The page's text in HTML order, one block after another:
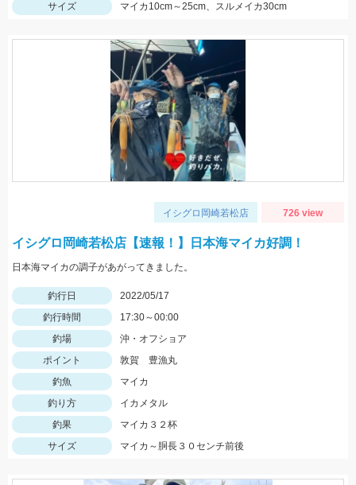
サイズ
マイカ10cm～25cm、スルメイカ30cm
イシグロ岡崎若松店 726 view
イシグロ岡崎若松店【速報！】日本海マイカ好調！
日本海マイカの調子があがってきました。
釣行日
2022/05/17
釣行時間
17:30～00:00
釣場
沖・オフショア
ポイント
敦賀 豊漁丸
釣魚
マイカ
釣り方
イカメタル
釣果
マイカ３２杯
サイズ
マイカ～胴長３０センチ前後